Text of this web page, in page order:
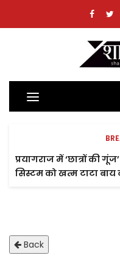
Toggle
navigation
प्रयागराज में ‘छात्रों की
सिस्टम को खत्म टाटा बाय
Back